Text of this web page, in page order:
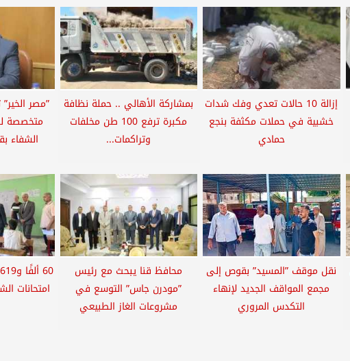
إزالة 10 حالات تعدي وفك شدات
خشبية في حملات مكثفة بنجع
حمادي
بمشاركة الأهالي .. حملة نظافة
مكبرة ترفع 100 طن مخلفات
وتراكمات...
”مصر
متخصصة
الشفاء
نقل موقف ”المسيد” بقوص إلى
مجمع المواقف الجديد لإنهاء
التكدس المروري
محافظ قنا يبحث مع رئيس
”مودرن جاس” التوسع في
مشروعات الغاز الطبيعي
امتحانات